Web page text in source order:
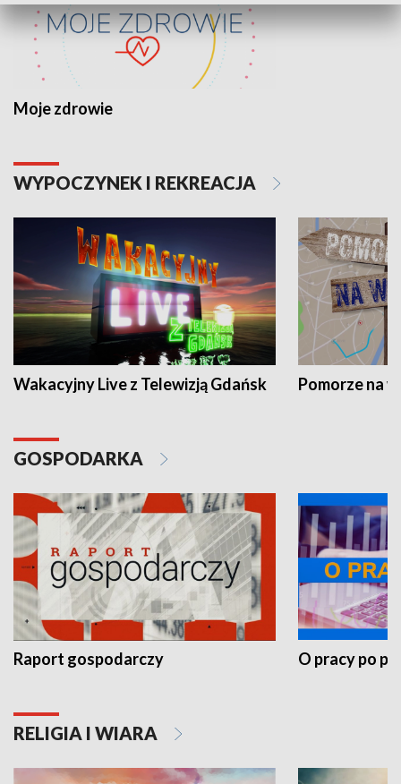
Moje zdrowie
WYPOCZYNEK I REKREACJA
Wakacyjny Live z Telewizją Gdańsk Pomorze na
GOSPODARKA
Raport gospodarczy O pracy po
RELIGIA I WIARA